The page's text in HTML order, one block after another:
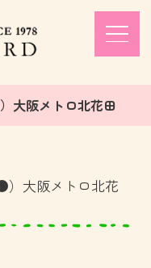
大阪メトロ北花田
大阪メトロ北花